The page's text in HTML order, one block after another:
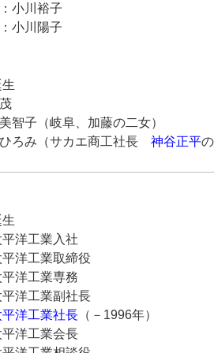
川裕子
川陽子
子（岐阜、加藤の二女）
み（サカエ商工社長 神谷正平
洋工業入社
洋工業取締役
洋工業専務
洋工業副社長
平洋工業社長 （－1996年）
洋工業会長